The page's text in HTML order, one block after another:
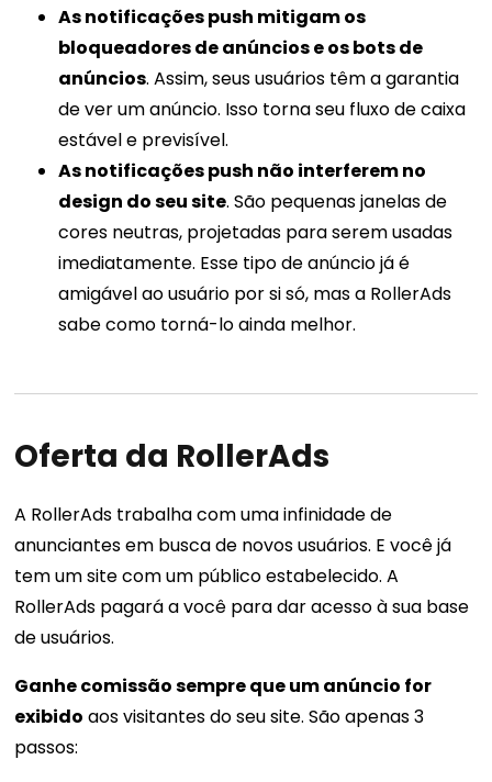
As notificações push mitigam os
bloqueadores de anúncios e os bots de
anúncios. Assim, seus usuários têm a garantia
de ver um anúncio. Isso torna seu fluxo de caixa
estável e previsível.
As notificações push não interferem no
design do seu site. São pequenas janelas de
cores neutras, projetadas para serem usadas
imediatamente. Esse tipo de anúncio já é
amigável ao usuário por si só, mas a RollerAds
sabe como torná-lo ainda melhor.
Oferta da RollerAds
A RollerAds trabalha com uma infinidade de
anunciantes em busca de novos usuários. E você já
tem um site com um público estabelecido. A
RollerAds pagará a você para dar acesso à sua base
de usuários.
Ganhe comissão sempre que um anúncio for
exibido aos visitantes do seu site. São apenas 3
passos: